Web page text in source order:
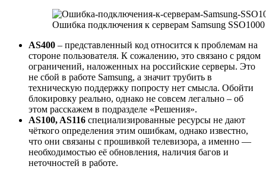
Ошибка подключения к серверам Samsung SSO1000
AS400 – представленный код относится к проблемам на
стороне пользователя. К сожалению, это связано с рядом
ограничений, наложенных на российские серверы. Это
не сбой в работе Samsung, а значит трубить в
техническую поддержку попросту нет смысла. Обойти
блокировку реально, однако не совсем легально – об
этом расскажем в подразделе «Решения».
AS100, AS116 специализированные ресурсы не дают
чёткого определения этим ошибкам, однако известно,
что они связаны с прошивкой телевизора, а именно —
необходимостью её обновления, наличия багов и
неточностей в работе.